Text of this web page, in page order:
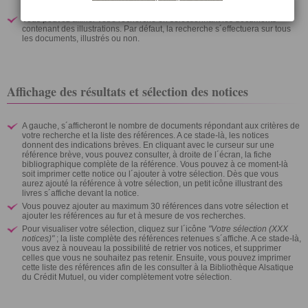
Vous pouvez affiner votre recherche en sélectionnant les documents
contenant des illustrations. Par défaut, la recherche s´effectuera sur tous
les documents, illustrés ou non.
Affichage des résultats et sélection des notices
A gauche, s´afficheront le nombre de documents répondant aux critères de
votre recherche et la liste des références. A ce stade-là, les notices
donnent des indications brèves. En cliquant avec le curseur sur une
référence brève, vous pouvez consulter, à droite de l´écran, la fiche
bibliographique complète de la référence. Vous pouvez à ce moment-là
soit imprimer cette notice ou l´ajouter à votre sélection. Dès que vous
aurez ajouté la référence à votre sélection, un petit icône illustrant des
livres s´affiche devant la notice.
Vous pouvez ajouter au maximum 30 références dans votre sélection et
ajouter les références au fur et à mesure de vos recherches.
Pour visualiser votre sélection, cliquez sur l´icône "Votre sélection (XXX
notices)"; la liste complète des références retenues s´affiche. A ce stade-là,
vous avez à nouveau la possibilité de retrier vos notices, et supprimer
celles que vous ne souhaitez pas retenir. Ensuite, vous pouvez imprimer
cette liste des références afin de les consulter à la Bibliothèque Alsatique
du Crédit Mutuel, ou vider complètement votre sélection.